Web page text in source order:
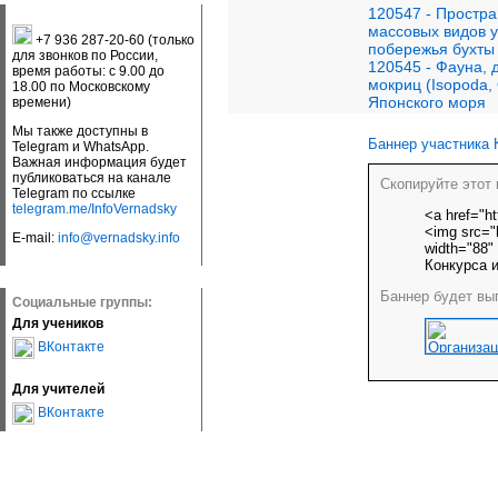
+7 936 287-20-60 (только
для звонков по России,
время работы: с 9.00 до
18.00 по Московскому
времени)
Мы также доступны в
Telegram и WhatsApp.
Важная информация будет
публиковаться на канале
Telegram по ссылке
telegram.me/InfoVernadsky
E-mail: info@vernadsky.info
Социальные группы:
Для учеников
ВКонтакте
Для учителей
ВКонтакте
120547 -
массовых видов
побережья
120545 - Фауна,
мокриц (Isopoda,
Японского моря
Баннер участника
Скопируйте
<a
<img
width="88"
Конкурса
Баннер будет